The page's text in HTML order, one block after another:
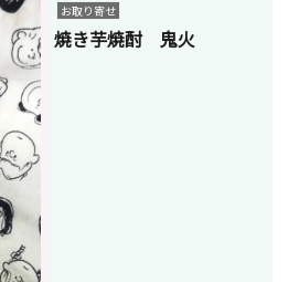
お取り寄せ
焼き芋焼酎 鬼火